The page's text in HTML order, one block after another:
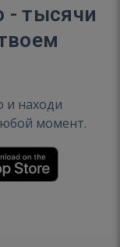
- тысячи
и находи
момент.